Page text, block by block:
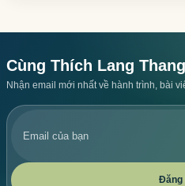
Cùng Thích Lang Thang
Nhận email mới nhất về hành trình, bài
Email
của
Đăng